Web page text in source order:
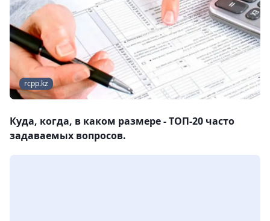
rcpp.kz
Куда, когда, в каком размере - ТОП-20 часто
задаваемых вопросов.